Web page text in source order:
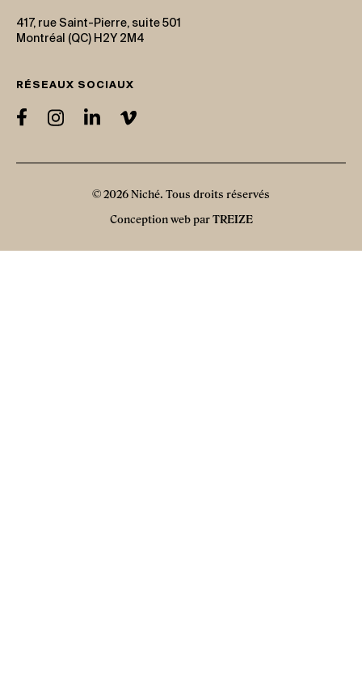
417, rue Saint-Pierre, suite 501
Montréal (QC) H2Y 2M4
RÉSEAUX SOCIAUX
© 2026 Niché. Tous droits réservés
Conception web par TREIZE